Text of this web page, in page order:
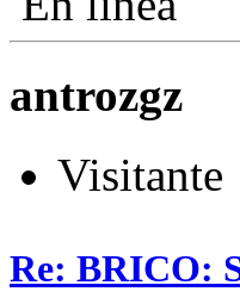
antrozgz
Visitante
Re: BRICO: